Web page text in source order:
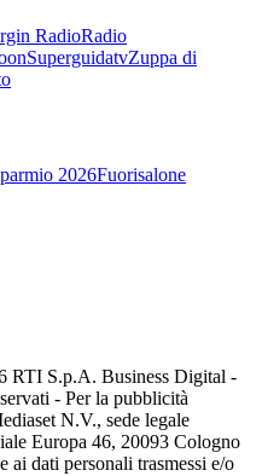
RadioRadio
SuperguidatvZuppa di
2026Fuorisalone
RTI S.p.A. Business Digital -
- Per la pubblicità
N.V., sede legale
Europa 46, 20093 Cologno
ai dati personali trasmessi e/o